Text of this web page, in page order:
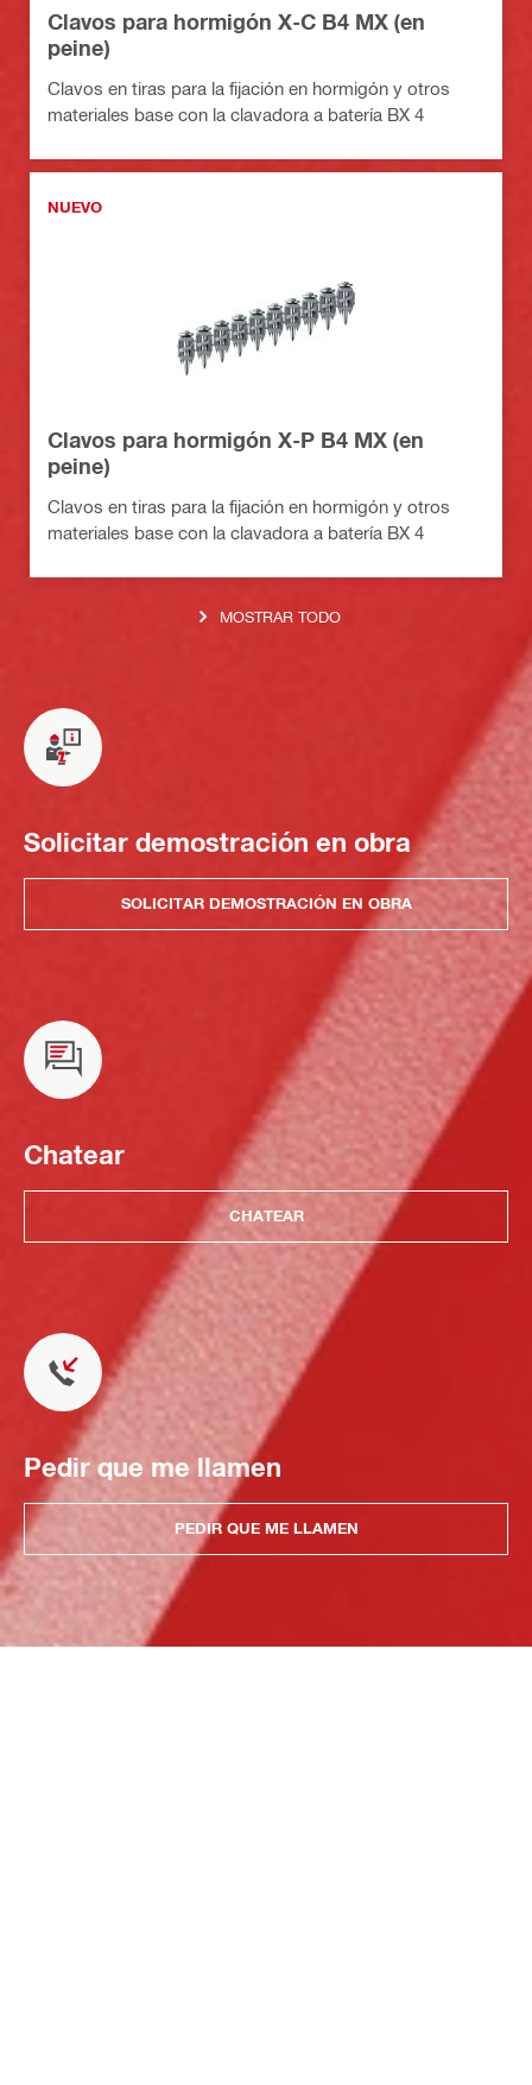
Clavos para hormigón X-C B4 MX (en
peine)
Clavos en tiras para la fijación en hormigón y otros
materiales base con la clavadora a batería BX 4
NUEVO
Clavos para hormigón X-P B4 MX (en
peine)
Clavos en tiras para la fijación en hormigón y otros
materiales base con la clavadora a batería BX 4
MOSTRAR TODO
Solicitar demostración en obra
SOLICITAR DEMOSTRACIÓN EN OBRA
Chatear
CHATEAR
Pedir que me llamen
PEDIR QUE ME LLAMEN